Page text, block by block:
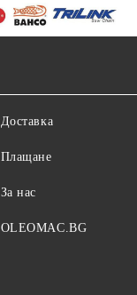
Доставка
Плащане
За нас
OLEOMAC.BG